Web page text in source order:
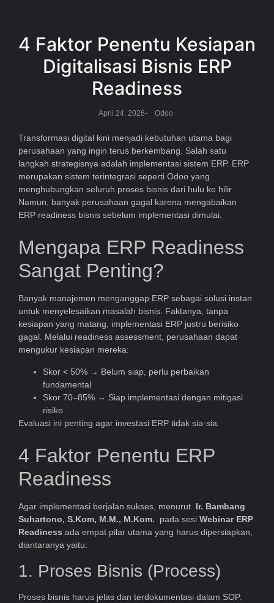
4 Faktor Penentu Kesiapan
Digitalisasi Bisnis ERP
Readiness
April 24, 2026- Odoo
Transformasi digital kini menjadi kebutuhan utama bagi
perusahaan yang ingin terus berkembang. Salah satu
langkah strategisnya adalah implementasi sistem ERP. ERP
merupakan sistem terintegrasi seperti Odoo yang
menghubungkan seluruh proses bisnis dari hulu ke hilir.
Namun, banyak perusahaan gagal karena mengabaikan
ERP readiness bisnis sebelum implementasi dimulai.
Mengapa ERP Readiness
Sangat Penting?
Banyak manajemen menganggap ERP sebagai solusi instan
untuk menyelesaikan masalah bisnis. Faktanya, tanpa
kesiapan yang matang, implementasi ERP justru berisiko
gagal. Melalui readiness assessment, perusahaan dapat
mengukur kesiapan mereka:
Skor < 50% → Belum siap, perlu perbaikan
fundamental
Skor 70–85% → Siap implementasi dengan mitigasi
risiko
Evaluasi ini penting agar investasi ERP tidak sia-sia.
4 Faktor Penentu ERP
Readiness
Agar implementasi berjalan sukses, menurut Ir. Bambang
Suhartono, S.Kom, M.M., M.Kom.
pada sesi Webinar ERP
Readiness ada empat pilar utama yang harus dipersiapkan,
diantaranya yaitu:
1. Proses Bisnis (Process)
Proses bisnis harus jelas dan terdokumentasi dalam SOP.